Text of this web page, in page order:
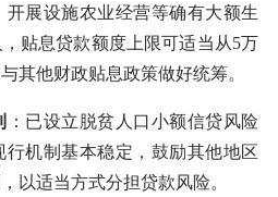
展设施农业经营等确有大额生
贴息贷款额度上限可适当从5万
其他财政贴息政策做好统筹。
：已设立脱贫人口小额信贷风险
机制基本稳定，鼓励其他地区
以适当方式分担贷款风险。